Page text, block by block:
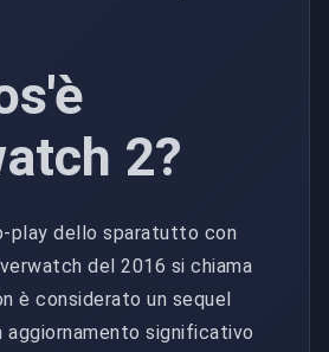
2?
play dello sparatutto con
del 2016 si chiama
è considerato un sequel
aggiornamento significativo